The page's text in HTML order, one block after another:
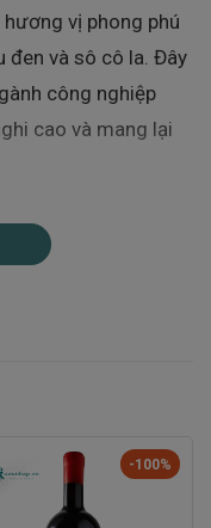
vị phong phú
đen và sô cô la. Đây
công nghiệp
cao và mang lại
nho
đà và hậu vị kéo
-100%